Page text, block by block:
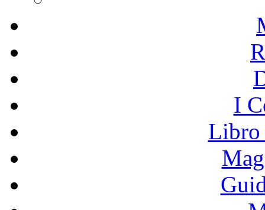
I
Libro